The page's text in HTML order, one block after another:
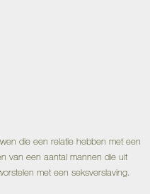
die een relatie hebben met een
van een aantal mannen die uit
met een seksverslaving.